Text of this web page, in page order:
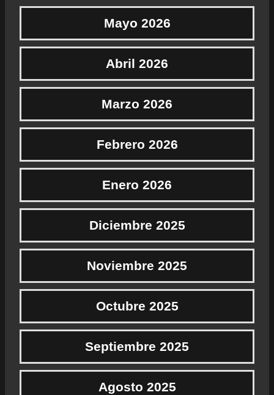
Mayo 2026
Abril 2026
Marzo 2026
Febrero 2026
Enero 2026
Diciembre 2025
Noviembre 2025
Octubre 2025
Septiembre 2025
Agosto 2025